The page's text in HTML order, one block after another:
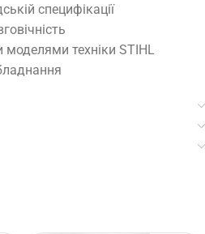
специфікації
моделями техніки STIHL